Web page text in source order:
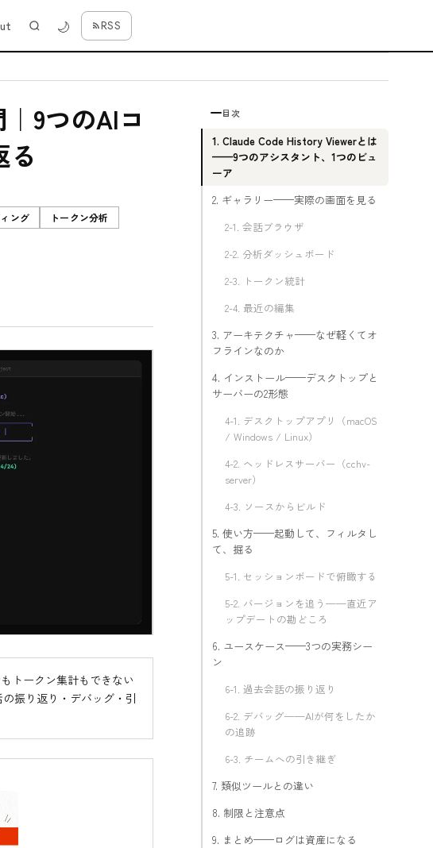
🌙 RSS
9つのAIコ
る
ング トークン分析
トークン集計もできない
振り返り・デバッグ・引
目次
1. Claude Code History Viewerとは
——9つのアシスタント、1つのビュ
ーア
2. ギャラリー——実際の画面を見る
2-1. 会話ブラウザ
2-2. 分析ダッシュボード
2-3. トークン統計
2-4. 最近の編集
3. アーキテクチャ——なぜ軽くてオ
フラインなのか
4. インストール——デスクトップと
サーバーの2形態
4-1. デスクトップアプリ（macOS
/ Windows / Linux）
4-2. ヘッドレスサーバー（cchv-
server）
4-3. ソースからビルド
5. 使い方——起動して、フィルタし
て、掘る
5-1. セッションボードで俯瞰する
5-2. バージョンを追う——直近ア
ップデートの勘どころ
6. ユースケース——3つの実務シー
ン
6-1. 過去会話の振り返り
6-2. デバッグ——AIが何をしたか
の追跡
6-3. チームへの引き継ぎ
7. 類似ツールとの違い
8. 制限と注意点
9. まとめ——ログは資産になる